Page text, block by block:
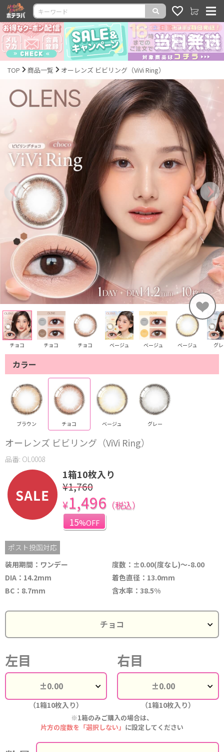
TOP 商品一覧 オーレンズ ビビリング（ViVi Ring）
チョコ チョコ チョコ ベージュ ベージュ ベージュ グ
カラー
ブラウン チョコ ベージュ グレー
オーレンズ ビビリング（ViVi Ring）
品番: OL0008
1箱10枚入り
¥1,760
¥1,496 （税込）
15%OFF
ポスト投函対応
装用期間：ワンデー
度数：±0.00(度なし)～-8.00
DIA：14.2mm
着色直径：13.0mm
BC：8.7mm
含水率：38.5%
左目
（1箱10枚入り）
右目
（1箱10枚入り）
※1箱のみご購入の場合は、
片方の度数を「選択しない」 に設定してください